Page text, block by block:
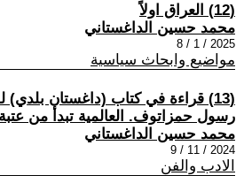
(12) العراق اولاً
محمد حسين الداغستاني
2025 / 1 / 8
مواضيع وابحاث سياسية
(13) قراءة في كتاب (داغستان بلدي)
رسول حمزاتوف. العالمية تبدأ من عتبة
محمد حسين الداغستاني
2024 / 11 / 9
الادب والفن